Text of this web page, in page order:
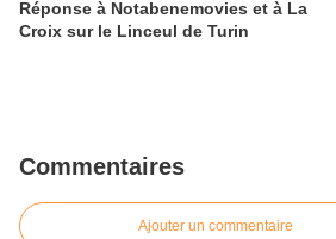
Réponse à Notabenemovies et à La
Croix sur le Linceul de Turin
Commentaires
Ajouter un commentaire